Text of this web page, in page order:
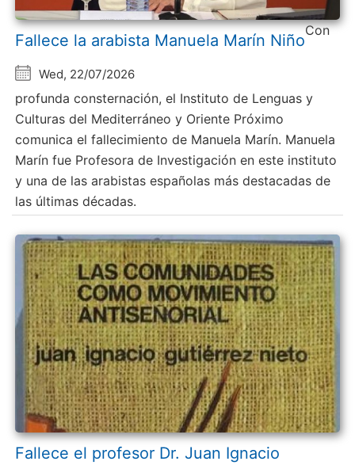
Fallece la arabista Manuela Marín Niño
Wed, 22/07/2026
Con
profunda consternación, el Instituto de Lenguas y
Culturas del Mediterráneo y Oriente Próximo
comunica el fallecimiento de Manuela Marín. Manuela
Marín fue Profesora de Investigación en este instituto
y una de las arabistas españolas más destacadas de
las últimas décadas.
Fallece el profesor Dr. Juan Ignacio